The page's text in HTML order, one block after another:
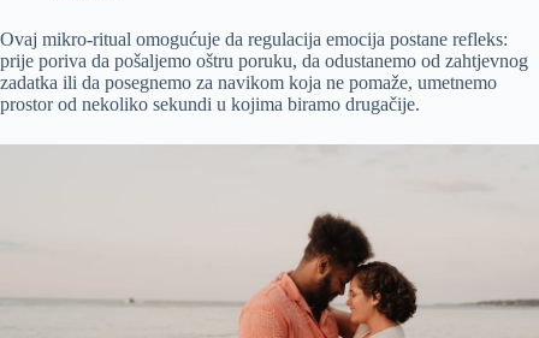
Ovaj mikro-ritual omogućuje da regulacija emocija postane refleks:
prije poriva da pošaljemo oštru poruku, da odustanemo od zahtjevnog
zadatka ili da posegnemo za navikom koja ne pomaže, umetnemo
prostor od nekoliko sekundi u kojima biramo drugačije.